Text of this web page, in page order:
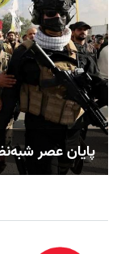
پایان عصر